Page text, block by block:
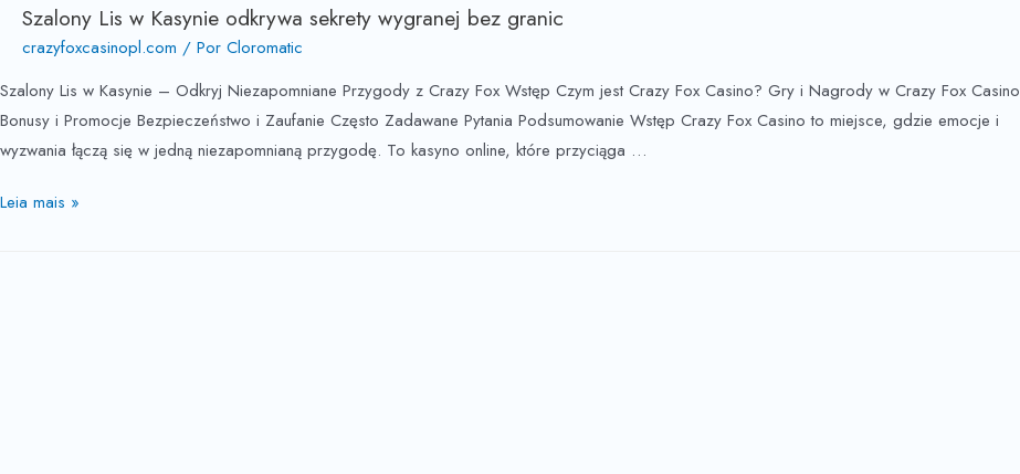
Szalony Lis w Kasynie odkrywa sekrety wygranej bez granic
crazyfoxcasinopl.com / Por Cloromatic
Szalony Lis w Kasynie – Odkryj Niezapomniane Przygody z Crazy Fox Wstęp Czym jest Crazy Fox Casino? Gry i Nagrody w Crazy Fox Casino
Bonusy i Promocje Bezpieczeństwo i Zaufanie Często Zadawane Pytania Podsumowanie Wstęp Crazy Fox Casino to miejsce, gdzie emocje i
wyzwania łączą się w jedną niezapomnianą przygodę. To kasyno online, które przyciąga …
Leia mais »